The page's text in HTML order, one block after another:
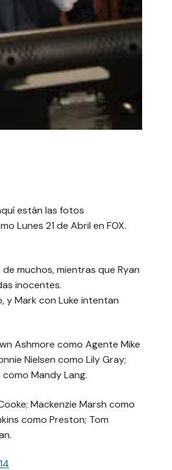
están las fotos
Lunes 21 de Abril en FOX.
muchos, mientras que Ryan
inocentes.
y Mark con Luke intentan
Ashmore como Agente Mike
Nielsen como Lily Gray;
Mandy Lang.
Mackenzie Marsh como
como Preston; Tom